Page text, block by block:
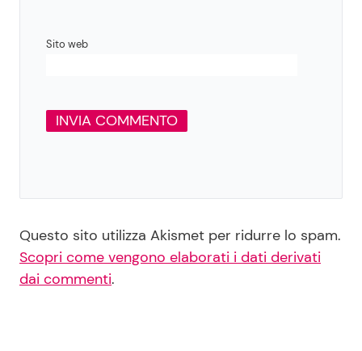
Sito web
Questo sito utilizza Akismet per ridurre lo spam.
Scopri come vengono elaborati i dati derivati
dai commenti.